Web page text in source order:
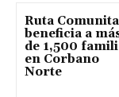
Ruta
beneficia a
de 1,500
en Corbano
Norte